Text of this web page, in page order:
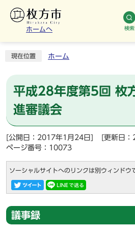
ホームへ 検索
現在位置 ホーム
平成28年度第5回 枚
進審議会
[公開日：2017年1月24日]
[更新日
ページ番号：10073
ソーシャルサイトへのリンクは別ウィンドウ
議事録